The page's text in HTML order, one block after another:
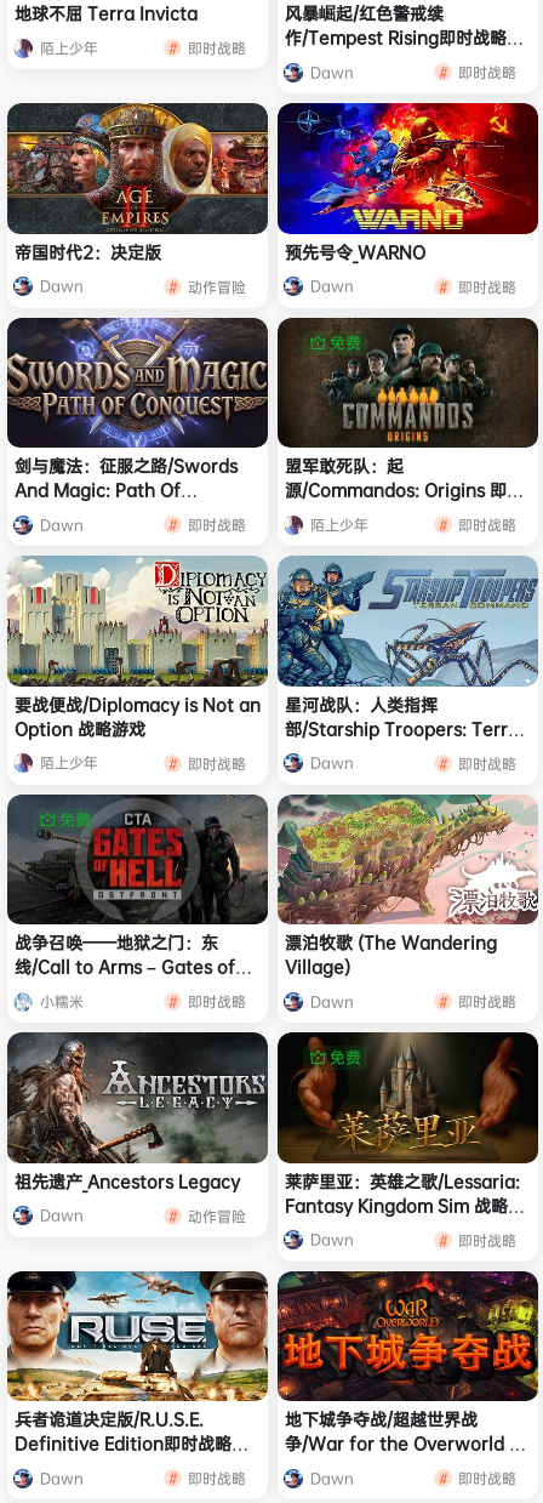
地球不屈 Terra Invicta
陌上少年 即时战略
风暴崛起/红色警戒续
作/Tempest Rising即时战略游
戏 Dawn 即时战略
帝国时代2：决定版
Dawn 动作冒险
预先号令_WARNO
Dawn 即时战略
剑与魔法：征服之路/Swords
And Magic: Path Of
Conquest 战斗游戏
Dawn 即时战略
免费
盟军敢死队：起
源/Commandos: Origins 即时
战术类游戏
陌上少年 即时战略
要战便战/Diplomacy is Not an
Option 战略游戏
陌上少年 即时战略
星河战队：人类指挥
部/Starship Troopers: Terran
Command |官方简体中文
Dawn 即时战略
免费
战争召唤——地狱之门：东
线/Call to Arms – Gates of
Hell: Ostfront
小糯米 即时战略
漂泊牧歌 (The Wandering
Village)
Dawn 即时战略
祖先遗产_Ancestors Legacy
Dawn 动作冒险
免费
莱萨里亚：英雄之歌/Lessaria:
Fantasy Kingdom Sim 战略模
拟游戏Dawn 即时战略
兵者诡道决定版/R.U.S.E.
Definitive Edition即时战略游
戏 Dawn 即时战略
地下城争夺战/超越世界战
争/War for the Overworld 策
略‎游戏Dawn 即时战略